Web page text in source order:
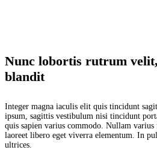
Nunc lobortis rutrum
blandit
Integer magna iaculis elit quis tincidunt
ipsum, sagittis vestibulum nisi tincidunt
quis sapien varius commodo. Nullam
laoreet libero eget viverra elementum. In
ultrices.